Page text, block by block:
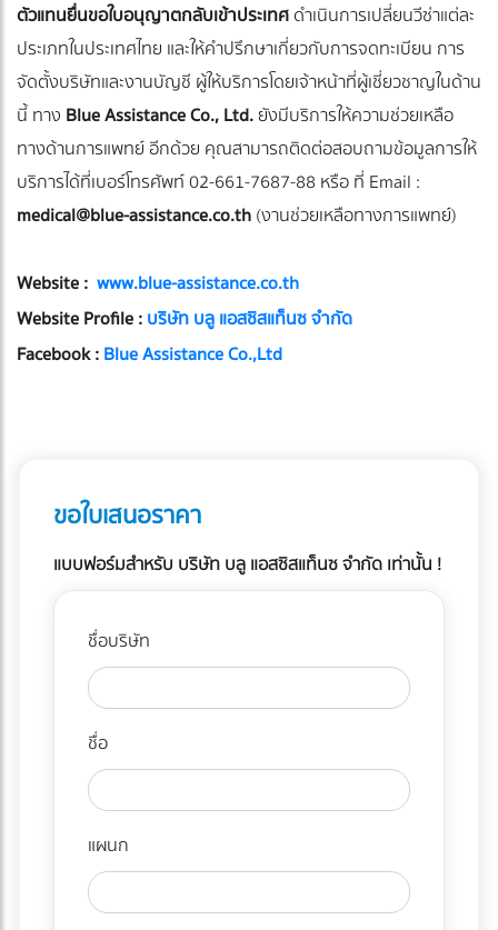
ตัวแทนยื่นขอใบอนุญาตกลับเข้าประเทศดำเนินการเปลี่ยนวีซ่าแต่ละ
ประเภทในประเทศไทย และให้คำปรึกษาเกี่ยวกับการจดทะเบียน การ
จัดตั้งบริษัทและงานบัญชี ผู้ให้บริการโดยเจ้าหน้าที่ผู้เชี่ยวชาญในด้าน
นี้ ทาง Blue Assistance Co., Ltd.ยังมีบริการให้ความช่วยเหลือ
ทางด้านการแพทย์ อีกด้วย คุณสามารถติดต่อสอบถามข้อมูลการให้
บริการได้ที่เบอร์โทรศัพท์ 02-661-7687-88 หรือ ที่ Email :
medical@blue-assistance.co.th(งานช่วยเหลือทางการแพทย์)
Website : www.blue-assistance.co.th
Website Profile :บริษัท บลู แอสซิสแท็นซ จำกัด
Facebook :Blue Assistance Co.,Ltd
ขอใบเสนอราคา
แบบฟอร์มสำหรับ บริษัท บลู แอสซิสแท็นซ จำกัด เท่านั้น !
ชื่อบริษัท
ชื่อ
แผนก